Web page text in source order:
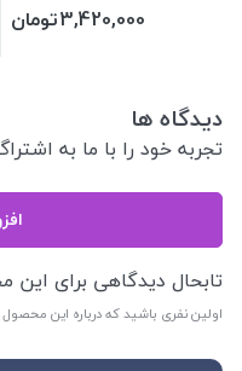
3,420,000تومان
دیدگاه ها
تجربه خود را با ما به
تابحال دیدگاهی برای
اولین نفری باشید که درباره این